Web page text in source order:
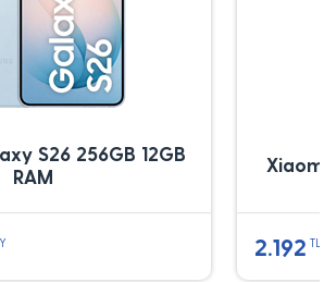
S26 256GB 12GB
RAM
2.192